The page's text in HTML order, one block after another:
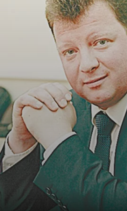
Праздники
Происшествия
Спорт
Экономика и бизнес
ПРОЕКТЫ
Блоги
Издания
Медиаперсона
Интересное чтиво
Клиника года
Бренд года
Работодатель года